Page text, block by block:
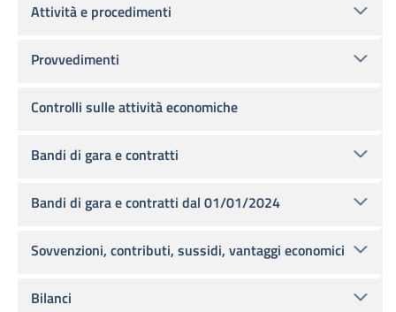
Attività e procedimenti
Provvedimenti
Controlli sulle attività economiche
Bandi di gara e contratti
Bandi di gara e contratti dal 01/01/2024
Sovvenzioni, contributi, sussidi, vantaggi economici
Bilanci